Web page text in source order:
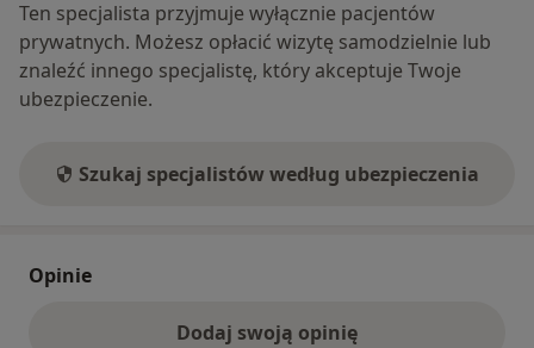
Tematyka pracy w której się dobrze odnajduje to
praca nad stresem,
traumą,
również związanych z seksualnością człowieka,
fobią,
lękiem,
Ten specjalista przyjmuje wyłącznie pacjentów
prywatnych. Możesz opłacić wizytę samodzielnie lub
znaleźć innego specjalistę, który akceptuje Twoje
ubezpieczenie.
Szukaj specjalistów według ubezpieczenia
Opinie
Dodaj swoją opinię